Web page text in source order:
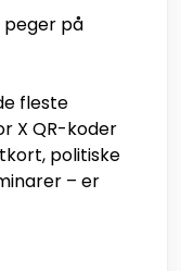
peger på
fleste
X QR-koder
politiske
– er